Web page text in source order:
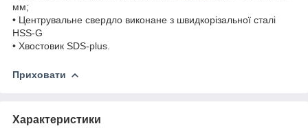
мм;
• Центрувальне свердло виконане з швидкорізальної сталі
HSS-G
• Хвостовик SDS-plus.
Приховати
Характеристики